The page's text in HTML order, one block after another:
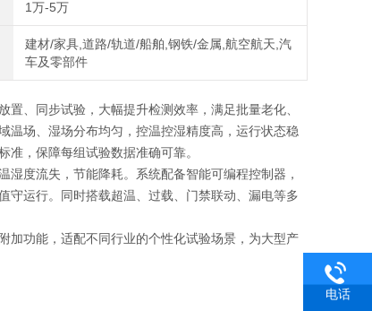
1万-5万
建材/家具,道路/轨道/船舶,钢铁/金属,航空航天,汽
车及零部件
、同步试验，大幅提升检测效率，满足批量老化、
温场、湿场分布均匀，控温控湿精度高，运行状态稳
，保障每组试验数据准确可靠。
度流失，节能降耗。系统配备智能可编程控制器，
守运行。同时搭载超温、过载、门禁联动、漏电等多
加功能，适配不同行业的个性化试验场景，为大型产
电话